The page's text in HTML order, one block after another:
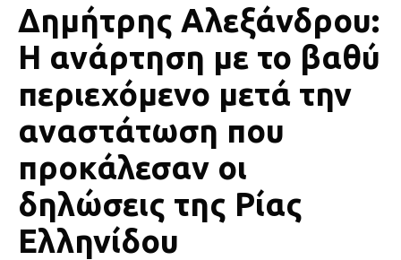
Δημήτρης Αλεξάνδρου:
Η ανάρτηση με το βαθύ
περιεχόμενο μετά την
αναστάτωση που
προκάλεσαν οι
δηλώσεις της Ρίας
Ελληνίδου